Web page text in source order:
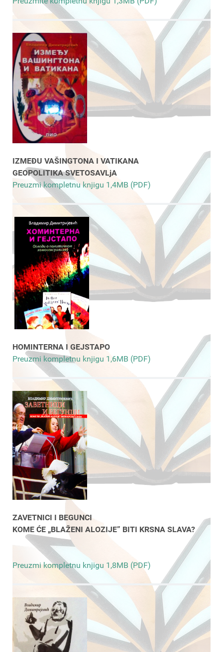
IZMEĐU VAŠINGTONA I VATIKANA
GEOPOLITIKA SVETOSAVLjA
Preuzmi kompletnu knjigu 1,4MB (PDF)
HOMINTERNA I GEJSTAPO
Preuzmi kompletnu knjigu 1,6MB (PDF)
ZAVETNICI I BEGUNCI
KOME ĆE „BLAŽENI ALOZIJE” BITI KRSNA SLAVA?
Preuzmi kompletnu knjigu 1,8MB (PDF)